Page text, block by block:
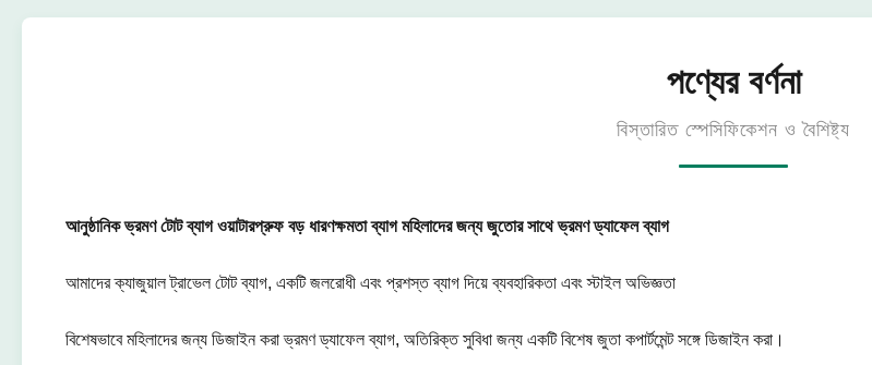
পণ্যের বর্ণনা
বিস্তারিত স্পেসিফিকেশন ও বৈশিষ্ট্য
আনুষ্ঠানিক ভ্রমণ টোট ব্যাগ ওয়াটারপ্রুফ বড় ধারণক্ষমতা ব্যাগ মহিলাদের জন্য জুতোর সাথে ভ্রমণ ড্যাফেল ব্যাগ
আমাদের ক্যাজুয়াল ট্রাভেল টোট ব্যাগ, একটি জলরোধী এবং প্রশস্ত ব্যাগ দিয়ে ব্যবহারিকতা এবং স্টাইল অভিজ্ঞতা
বিশেষভাবে মহিলাদের জন্য ডিজাইন করা ভ্রমণ ড্যাফেল ব্যাগ, অতিরিক্ত সুবিধা জন্য একটি বিশেষ জুতা কপার্টমেন্ট সঙ্গে ডিজাইন করা।